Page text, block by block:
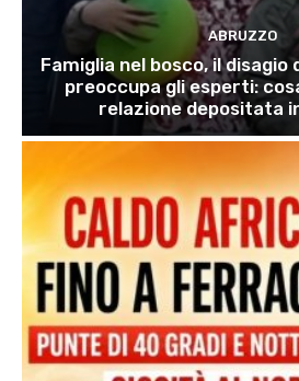
ABRUZZO
Famiglia nel bosco, il disagio
preoccupa gli esperti:
relazione depositata